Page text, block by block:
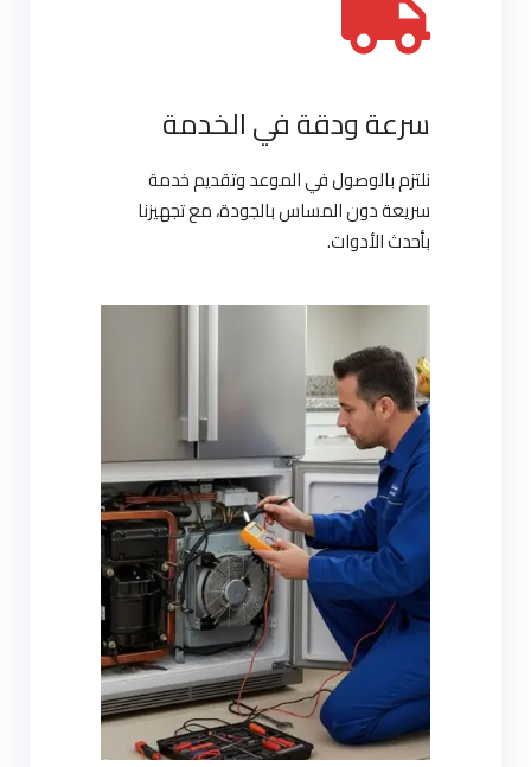
سرعة ودقة في الخدمة
نلتزم بالوصول في الموعد وتقديم خدمة
سريعة دون المساس بالجودة، مع تجهيزنا
بأحدث الأدوات.